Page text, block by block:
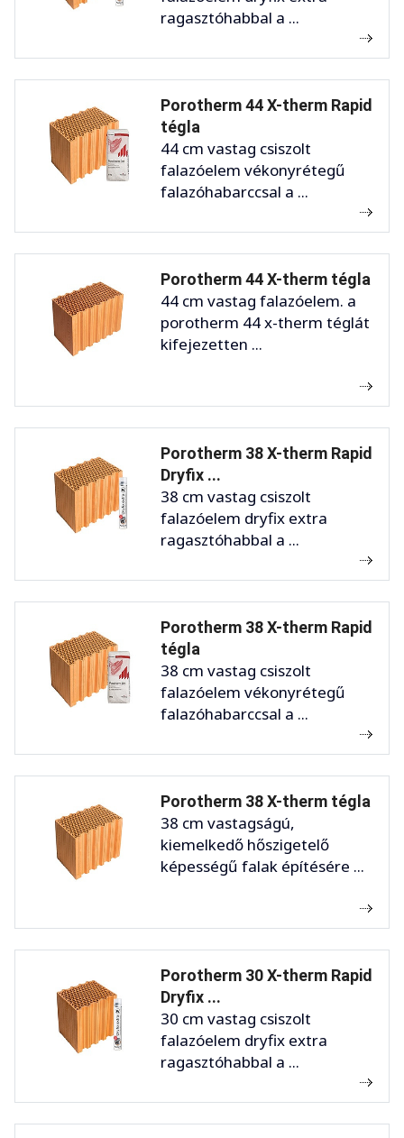
ragasztóhabbal a ...
Porotherm 44 X-therm Rapid
tégla
44 cm vastag csiszolt
falazóelem vékonyrétegű
falazóhabarccsal a ...
Porotherm 44 X-therm tégla
44 cm vastag falazóelem. a
porotherm 44 x-therm téglát
kifejezetten ...
Porotherm 38 X-therm Rapid
Dryfix ...
38 cm vastag csiszolt
falazóelem dryfix extra
ragasztóhabbal a ...
Porotherm 38 X-therm Rapid
tégla
38 cm vastag csiszolt
falazóelem vékonyrétegű
falazóhabarccsal a ...
Porotherm 38 X-therm tégla
38 cm vastagságú,
kiemelkedő hőszigetelő
képességű falak építésére ...
Porotherm 30 X-therm Rapid
Dryfix ...
30 cm vastag csiszolt
falazóelem dryfix extra
ragasztóhabbal a ...